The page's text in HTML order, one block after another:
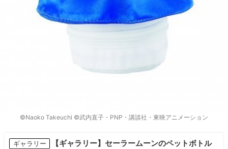
©Naoko Takeuchi ©武内直子・PNP・講談社・東映アニメーション
ギャラリー
【ギャラリー】セーラームーンのペットボトル